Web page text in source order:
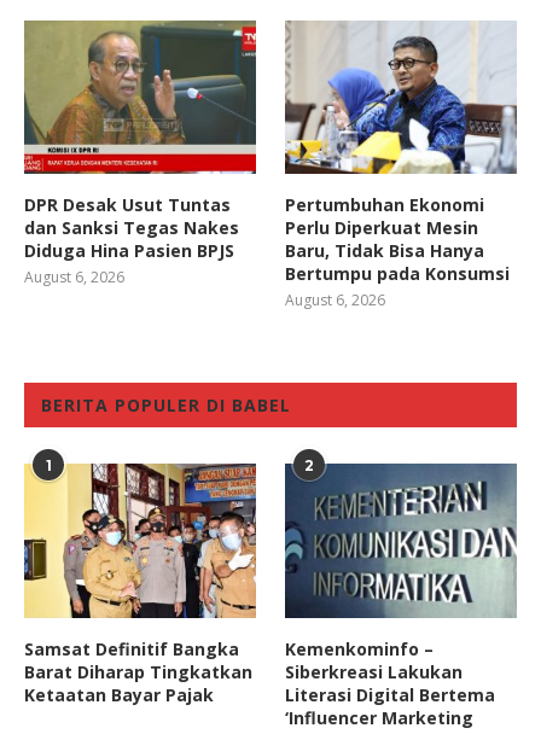
DPR Desak Usut Tuntas
dan Sanksi Tegas Nakes
Diduga Hina Pasien BPJS
August 6, 2026
Pertumbuhan Ekonomi
Perlu Diperkuat Mesin
Baru, Tidak Bisa Hanya
Bertumpu pada Konsumsi
August 6, 2026
BERITA POPULER DI BABEL
1
Samsat Definitif Bangka
Barat Diharap Tingkatkan
Ketaatan Bayar Pajak
2
Kemenkominfo –
Siberkreasi Lakukan
Literasi Digital Bertema
‘Influencer Marketing